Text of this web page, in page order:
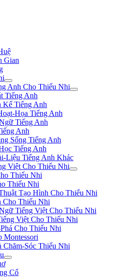
Gian
Anh Cho Thiếu Nhi
Tiếng Anh
Kể Tiếng Anh
Họa Tiếng Anh
Tiếng Anh
Anh
Sống Tiếng Anh
Tiếng Anh
Liệu Tiếng Anh Khác
Việt Cho Thiếu Nhi
Thiếu Nhi
Thiếu Nhi
Tạo Hình Cho Thiếu Nhi
Cho Thiếu Nhi
Tiếng Việt Cho Thiếu Nhi
Việt Cho Thiếu Nhi
Cho Thiếu Nhi
Montessori
Chăm-Sóc Thiếu Nhi
Cổ